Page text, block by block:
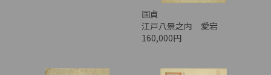
国貞
江戸八景之内 愛宕
160,000円